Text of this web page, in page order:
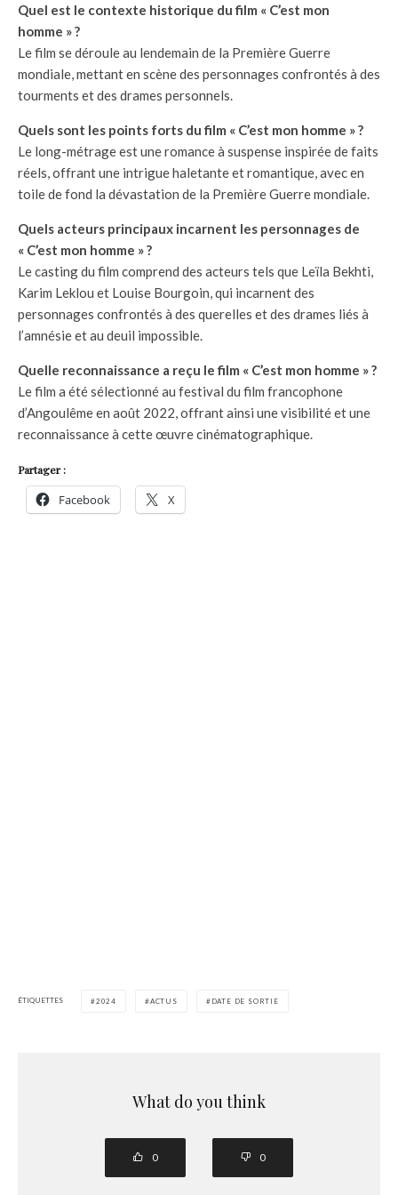
Quel est le contexte historique du film « C’est mon
homme » ?
Le film se déroule au lendemain de la Première Guerre
mondiale, mettant en scène des personnages confrontés à des
tourments et des drames personnels.
Quels sont les points forts du film « C’est mon homme » ?
Le long-métrage est une romance à suspense inspirée de faits
réels, offrant une intrigue haletante et romantique, avec en
toile de fond la dévastation de la Première Guerre mondiale.
Quels acteurs principaux incarnent les personnages de
« C’est mon homme » ?
Le casting du film comprend des acteurs tels que Leïla Bekhti,
Karim Leklou et Louise Bourgoin, qui incarnent des
personnages confrontés à des querelles et des drames liés à
l’amnésie et au deuil impossible.
Quelle reconnaissance a reçu le film « C’est mon homme » ?
Le film a été sélectionné au festival du film francophone
d’Angoulême en août 2022, offrant ainsi une visibilité et une
reconnaissance à cette œuvre cinématographique.
Partager :
Facebook X
ÉTIQUETTES 2024 ACTUS DATE DE SORTIE
What do you think
0 0